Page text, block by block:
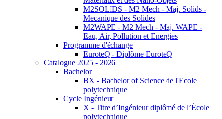
M2SOLIDS - M2 Mech - Maj. Solids -
Mecanique des Solides
M2WAPE - M2 Mech - Maj. WAPE -
Eau, Air, Pollution et Energies
Programme d'échange
EuroteQ - Diplôme EuroteQ
Catalogue 2025 - 2026
Bachelor
BX - Bachelor of Science de l'Ecole
polytechnique
Cycle Ingénieur
X - Titre d’Ingénieur diplômé de l’École
polytechnique